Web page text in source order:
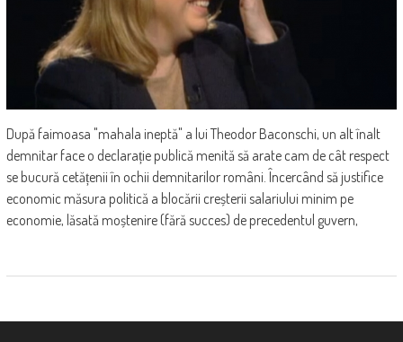
După faimoasa "mahala ineptă" a lui Theodor Baconschi, un alt înalt
demnitar face o declarație publică menită să arate cam de cât respect
se bucură cetățenii în ochii demnitarilor români. Încercând să justifice
economic măsura politică a blocării creșterii salariului minim pe
economie, lăsată moștenire (fără succes) de precedentul guvern,